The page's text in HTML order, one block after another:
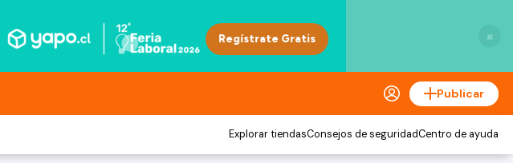
×
Publicar
Explorar tiendasConsejos de seguridadCentro de ayuda